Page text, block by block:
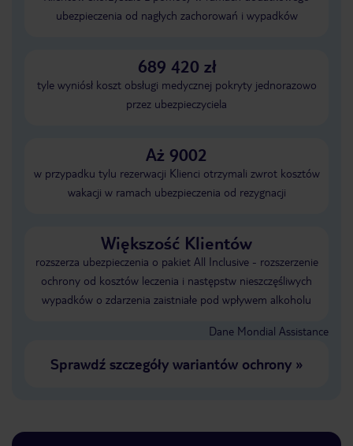
ubezpieczenia od nagłych zachorowań i wypadków
689 420 zł
tyle wyniósł koszt obsługi medycznej pokryty jednorazowo
przez ubezpieczyciela
Aż 9002
w przypadku tylu rezerwacji Klienci otrzymali zwrot kosztów
wakacji w ramach ubezpieczenia od rezygnacji
Większość Klientów
rozszerza ubezpieczenia o pakiet All Inclusive - rozszerzenie
ochrony od kosztów leczenia i następstw nieszczęśliwych
wypadków o zdarzenia zaistniałe pod wpływem alkoholu
Dane Mondial Assistance
Sprawdź szczegóły wariantów ochrony»